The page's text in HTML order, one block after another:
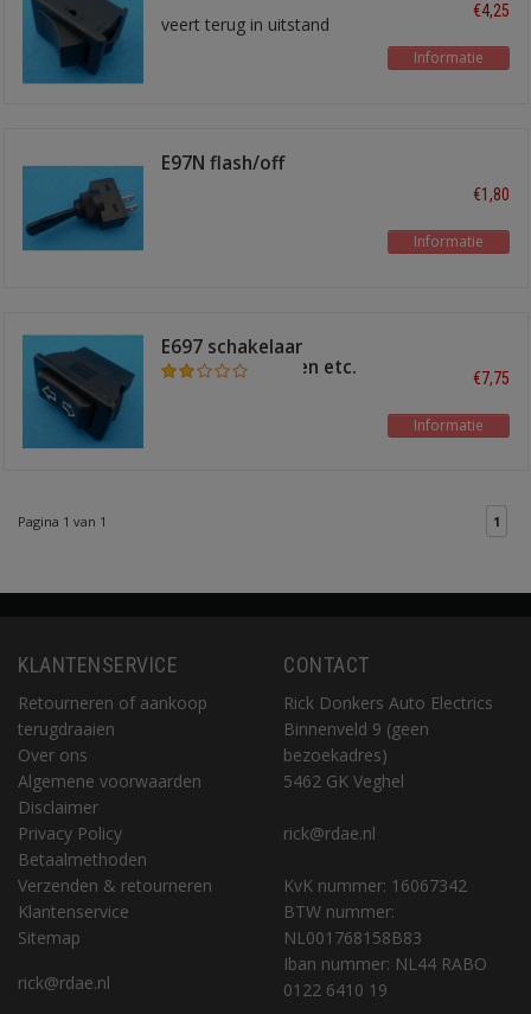
veert terug in uitstand
€4,25
Informatie
E97N flash/off
€1,80
Informatie
E697 schakelaar
elektrische ramen etc.
€7,75
Informatie
Pagina 1 van 1 1
KLANTENSERVICE
Retourneren of aankoop
terugdraaien
Over ons
Algemene voorwaarden
Disclaimer
Privacy Policy
Betaalmethoden
Verzenden & retourneren
Klantenservice
Sitemap
rick@rdae.nl
CONTACT
Rick Donkers Auto Electrics
Binnenveld 9 (geen
bezoekadres)
5462 GK Veghel
rick@rdae.nl
KvK nummer: 16067342
BTW nummer:
NL001768158B83
Iban nummer: NL44 RABO
0122 6410 19